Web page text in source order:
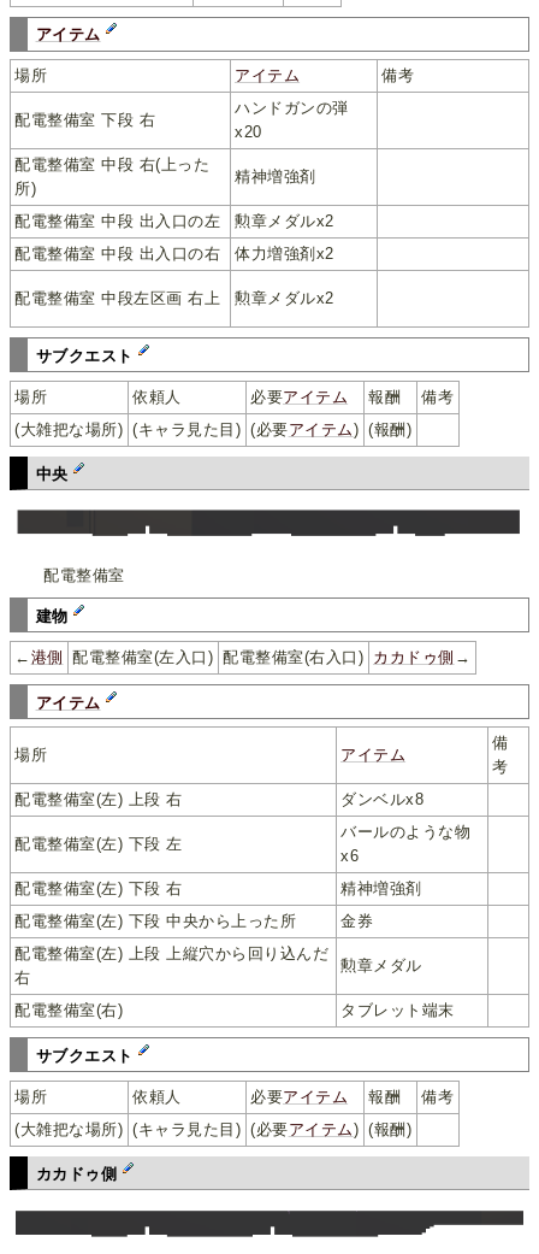
アイテム
場所 アイテム 備考
配電整備室 下段 右
ハンドガンの弾
x20
配電整備室 中段 右(上った
所)
精神増強剤
配電整備室 中段 出入口の左 勲章メダルx2
配電整備室 中段 出入口の右
体力増強剤x2
配電整備室 中段左区画 右上 勲章メダルx2
サブクエスト
場所 依頼人 必要アイテム 報酬
備考
(大雑把な場所) (キャラ見た目) (必要アイテム) (報酬)
中央
配電整備室
建物
← 港側 配電整備室(左入口) 配電整備室(右入口) カカドゥ側 →
アイテム
場所 アイテム
備
考
配電整備室(左) 上段 右
ダンベルx8
配電整備室(左) 下段 左
バールのような物
x6
配電整備室(左) 下段 右
精神増強剤
配電整備室(左) 下段 中央から上った所
金券
配電整備室(左) 上段 上縦穴から回り込んだ
右
勲章メダル
配電整備室(右) タブレット端末
サブクエスト
場所 依頼人 必要アイテム 報酬
備考
(大雑把な場所) (キャラ見た目) (必要アイテム) (報酬)
カカドゥ側